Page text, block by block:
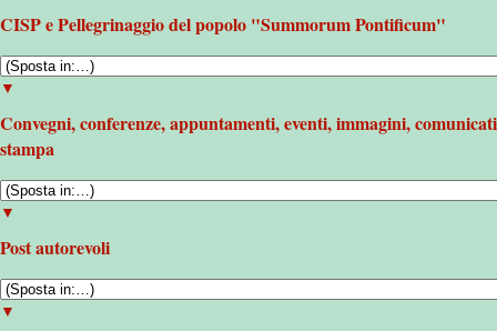
CISP e Pellegrinaggio del popolo "Summorum Pontificum"
▼
Convegni, conferenze, appuntamenti, eventi, immagini, comunicati
stampa
▼
Post autorevoli
▼